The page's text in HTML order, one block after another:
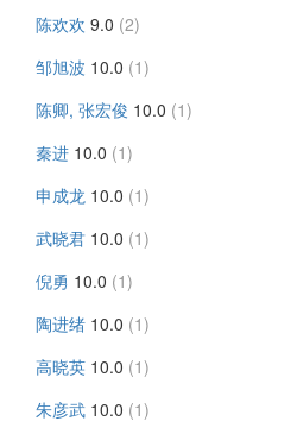
陈欢欢 9.0 (2)
邹旭波 10.0 (1)
陈卿, 张宏俊 10.0 (1)
秦进 10.0 (1)
申成龙 10.0 (1)
武晓君 10.0 (1)
倪勇 10.0 (1)
陶进绪 10.0 (1)
高晓英 10.0 (1)
朱彦武 10.0 (1)